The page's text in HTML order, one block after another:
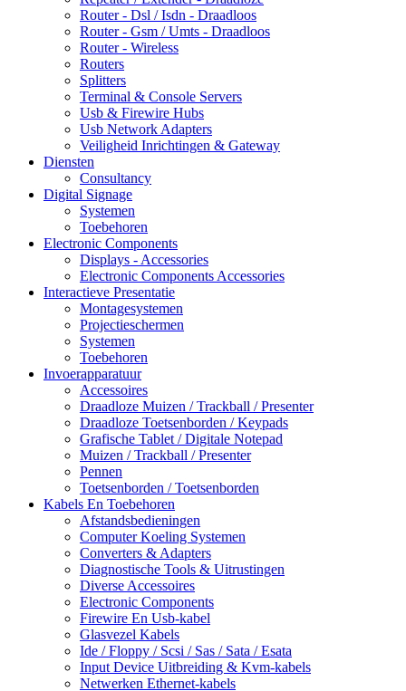
Router - Dsl / Isdn - Draadloos
Router - Gsm / Umts - Draadloos
Router - Wireless
Routers
Splitters
Terminal & Console Servers
Usb & Firewire Hubs
Usb Network Adapters
Veiligheid Inrichtingen & Gateway
Diensten
Consultancy
Digital Signage
Systemen
Toebehoren
Electronic Components
Displays - Accessories
Electronic Components Accessories
Interactieve Presentatie
Montagesystemen
Projectieschermen
Systemen
Toebehoren
Invoerapparatuur
Accessoires
Draadloze Muizen / Trackball / Presenter
Draadloze Toetsenborden / Keypads
Grafische Tablet / Digitale Notepad
Muizen / Trackball / Presenter
Pennen
Toetsenborden / Toetsenborden
Kabels En Toebehoren
Afstandsbedieningen
Computer Koeling Systemen
Converters & Adapters
Diagnostische Tools & Uitrustingen
Diverse Accessoires
Electronic Components
Firewire En Usb-kabel
Glasvezel Kabels
Ide / Floppy / Scsi / Sas / Sata / Esata
Input Device Uitbreiding & Kvm-kabels
Netwerken Ethernet-kabels